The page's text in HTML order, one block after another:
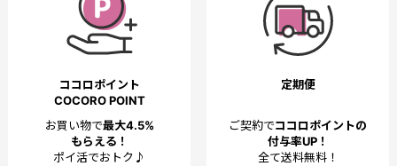
ココロポイント
COCORO POINT
お買い物で最大4.5%
もらえる！
ポイ活でおトク♪
定期便
ご契約でココロポイントの
付与率UP！
全て送料無料！